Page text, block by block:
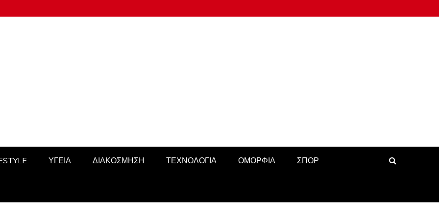
ΥΓΕΙΑ ΔΙΑΚΟΣΜΗΣΗ ΤΕΧΝΟΛΟΓΙΑ ΟΜΟΡΦΙΑ ΣΠΟΡ